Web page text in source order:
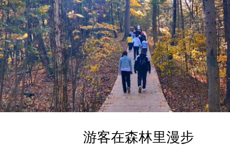
游客在森林里漫步